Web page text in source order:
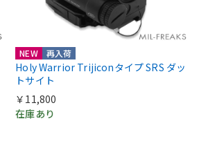
NEW 再入荷
Holy Warrior Trijiconタイプ SRS ダッ
トサイト
￥11,800
在庫あり